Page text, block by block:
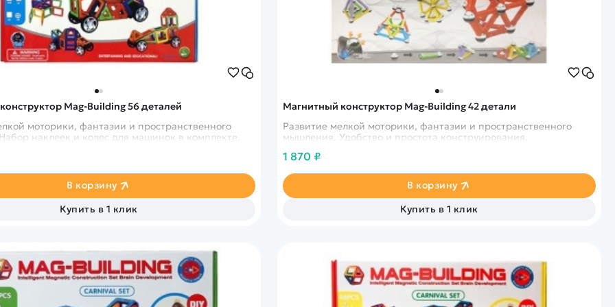
-30%
Магнитный конструктор Mag-Building 42 детали
Развитие мелкой моторики, фантазии и пространственного
мышления. Удобство и простота конструирования.
1 870 ₽
В корзину
Купить в 1 клик
Mag-Building 56 деталей
моторики, фантазии и пространственного
наклеек и колес для машинок в комплекте.
В корзину
Купить в 1 клик
Заказать звонок
соцсети:
Спецтехника
Железные дороги
Конструкторы
Запчасти для моделей